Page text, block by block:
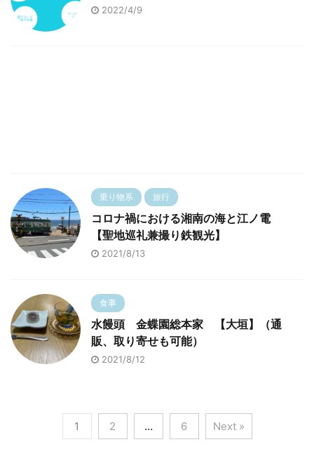
2022/4/9
乗り物系 旅行
コロナ禍における湘南の海と江ノ電
【聖地巡礼兼撮り鉄観光】
2021/8/13
食事
水饅頭 金蝶園総本家 【大垣】（通
販、取り寄せも可能）
2021/8/12
1 2 … 6 Next »